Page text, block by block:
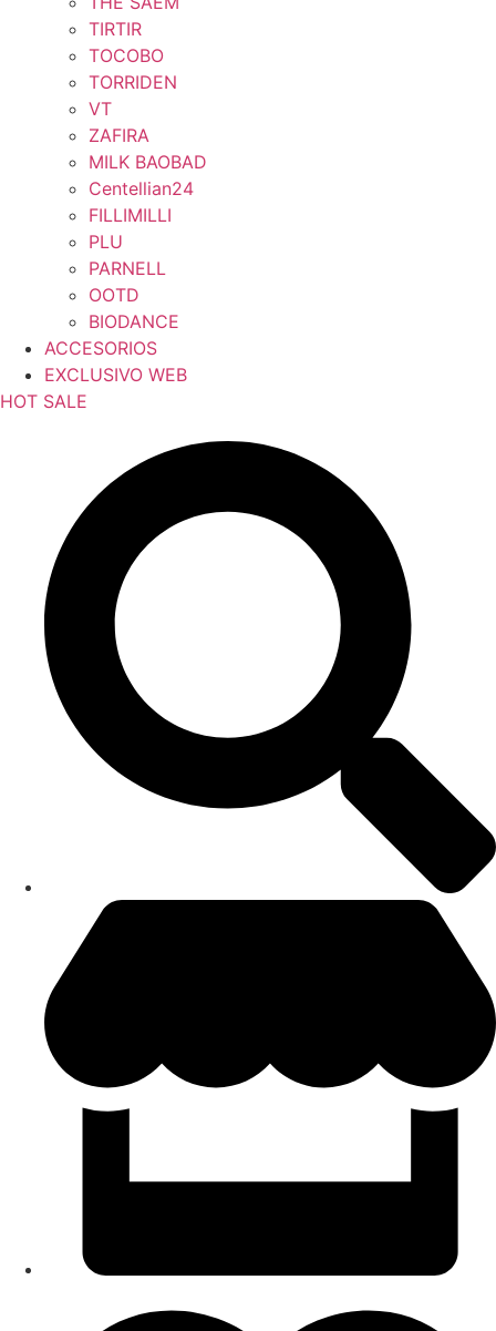
TIRTIR
TOCOBO
TORRIDEN
VT
ZAFIRA
MILK BAOBAD
Centellian24
FILLIMILLI
PLU
PARNELL
OOTD
BIODANCE
ACCESORIOS
EXCLUSIVO WEB
HOT SALE